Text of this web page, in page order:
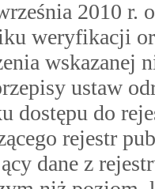
2010
weryfikacji
wskazanej
ustaw
dostępu do
rejestr
dane z